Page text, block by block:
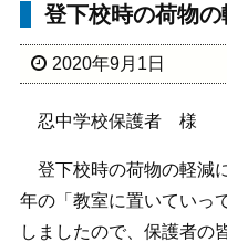
登下校時の荷物
2020年9月1日
忍中学校保護者 様
登下校時の荷物の軽減
年の「教室に置いていっ
しましたので、保護者の